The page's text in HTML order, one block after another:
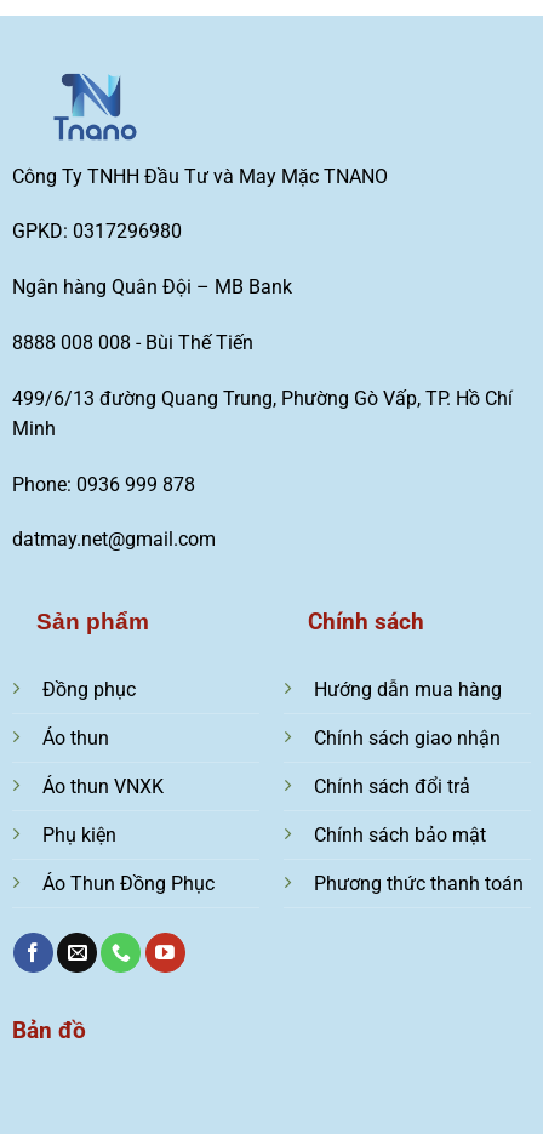
Công Ty TNHH Đầu Tư và May Mặc TNANO
GPKD: 0317296980
Ngân hàng Quân Đội – MB Bank
8888 008 008 - Bùi Thế Tiến
499/6/13 đường Quang Trung, Phường Gò Vấp, TP. Hồ Chí
Minh
Phone: 0936 999 878
datmay.net@gmail.com
Sản phẩm
Đồng phục
Áo thun
Áo thun VNXK
Phụ kiện
Áo Thun Đồng Phục
Chính sách
Hướng dẫn mua hàng
Chính sách giao nhận
Chính sách đổi trả
Chính sách bảo mật
Phương thức thanh toán
Bản đồ